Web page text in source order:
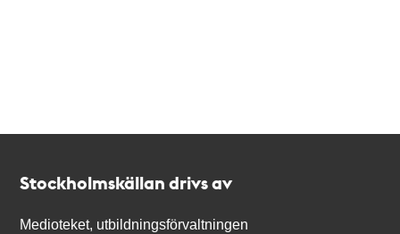
Stockholmskällan drivs av
Medioteket, utbildningsförvaltningen